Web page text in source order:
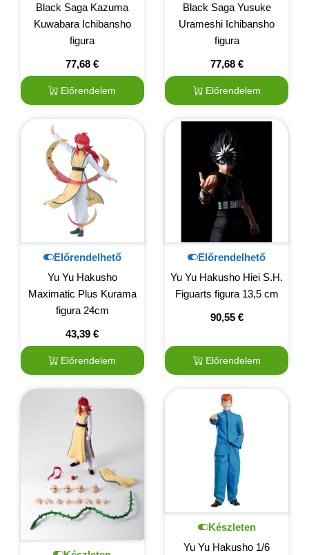
Black Saga Kazuma
Kuwabara Ichibansho
figura
77,68€
Előrendelem
Black Saga Yusuke
Urameshi Ichibansho
figura
77,68 €
Előrendelem
Előrendelhető
Yu Yu Hakusho
Maximatic Plus Kurama
figura 24cm
43,39€
Előrendelem
Előrendelhető
Yu Yu Hakusho Hiei S.H.
Figuarts figura 13,5 cm
90,55 €
Előrendelem
Készleten
Yu Yu Hakusho 1/6